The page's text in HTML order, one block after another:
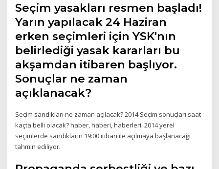
Seçim yasakları resmen başladı!
Yarın yapılacak 24 Haziran
erken seçimleri için YSK'nın
belirlediği yasak kararları bu
akşamdan itibaren başlıyor.
Sonuçlar ne zaman
açıklanacak?
Seçim sandıkları ne zaman açılacak? 2014 Seçim sonuçları saat
kaçta belli olacak? haber, haberi, haberleri. 2014 yerel
seçimlerde sandıkların 19:00 itibari ile açılmaya başlanacağı
tahmin ediliyor.